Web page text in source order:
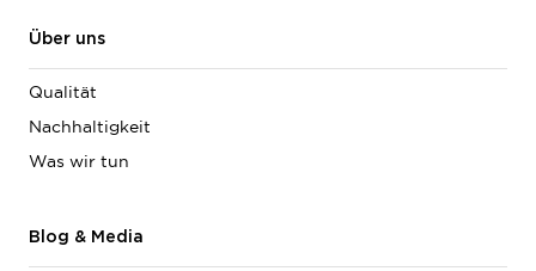
Über uns
Qualität
Nachhaltigkeit
Was wir tun
Blog & Media